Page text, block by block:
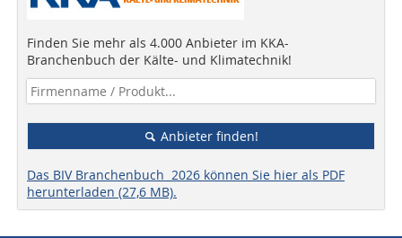
Finden Sie mehr als 4.000 Anbieter im KKA-
Branchenbuch der Kälte- und Klimatechnik!
Anbieter finden!
Das BIV Branchenbuch 2026 können Sie hier als PDF
herunterladen (27,6 MB).